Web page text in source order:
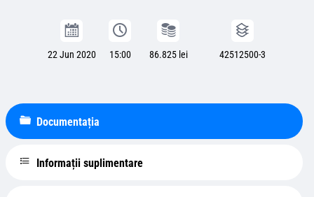
22 Jun 2020 15:00 86.825 lei 42512500-3
Documentația
Informații suplimentare